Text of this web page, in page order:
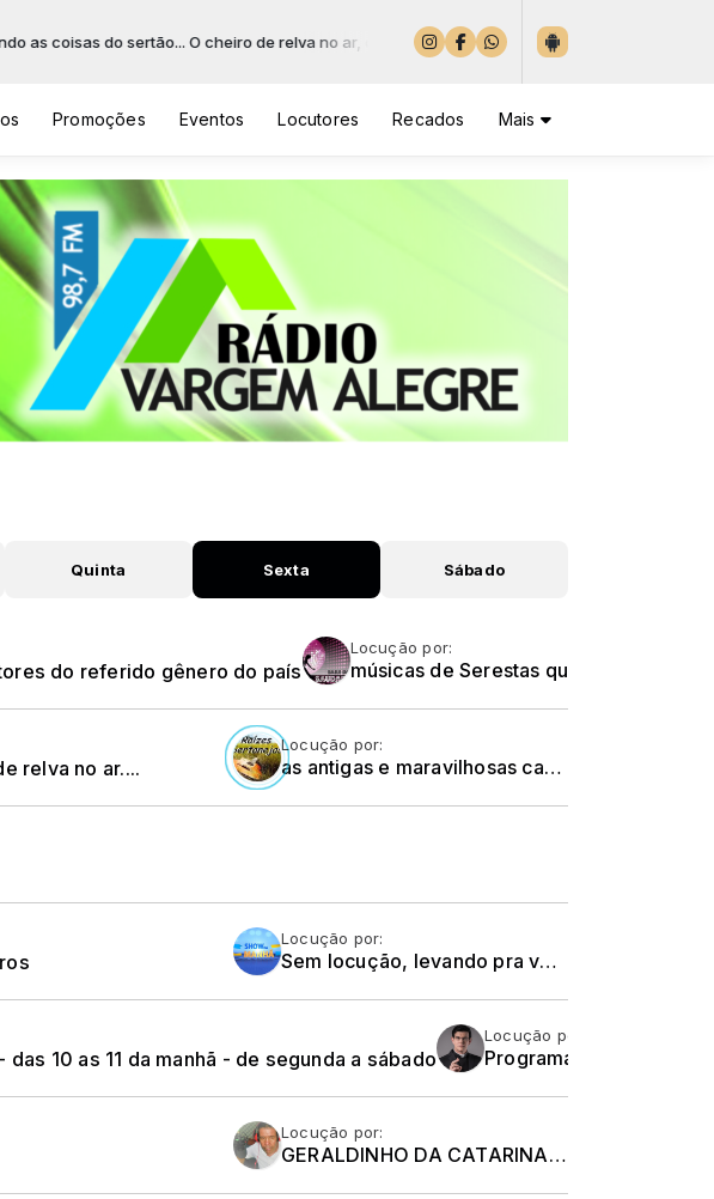
sertão... O cheiro de relva no ar, das 04:00 às 08:00 CHEIRO DE RELVA, todos os dias,
Promoções Eventos Locutores Recados Mais
Quinta Sexta Sábado
do referido gênero do país
Locução por:
relva no ar....
Locução por:
as antigas e maravilhosas canções Sertanejas Raízes. A genuína e verdadeira música Brasileira. Relembrando as coisas do sertão... O cheiro de relva no ar,
Locução por:
Sem locução, levando pra você uma seleção de músicas sertanejas românticas e variadas,
das 10 as 11 da manhã - de segunda a sábado
Locução por:
Locução por:
GERALDINHO DA CATARINA - DE SEGUNDA A SÁBADO